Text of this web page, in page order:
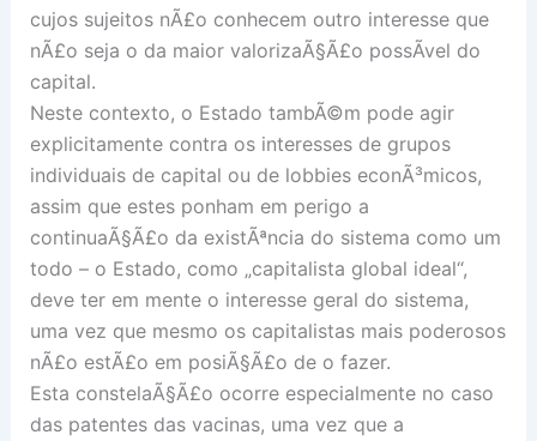
cujos sujeitos nÃ£o conhecem outro interesse que
nÃ£o seja o da maior valorizaÃ§Ã£o possÃ­vel do
capital.
Neste contexto, o Estado tambÃ©m pode agir
explicitamente contra os interesses de grupos
individuais de capital ou de lobbies econÃ³micos,
assim que estes ponham em perigo a
continuaÃ§Ã£o da existÃªncia do sistema como um
todo – o Estado, como „capitalista global ideal“,
deve ter em mente o interesse geral do sistema,
uma vez que mesmo os capitalistas mais poderosos
nÃ£o estÃ£o em posiÃ§Ã£o de o fazer.
Esta constelaÃ§Ã£o ocorre especialmente no caso
das patentes das vacinas, uma vez que a